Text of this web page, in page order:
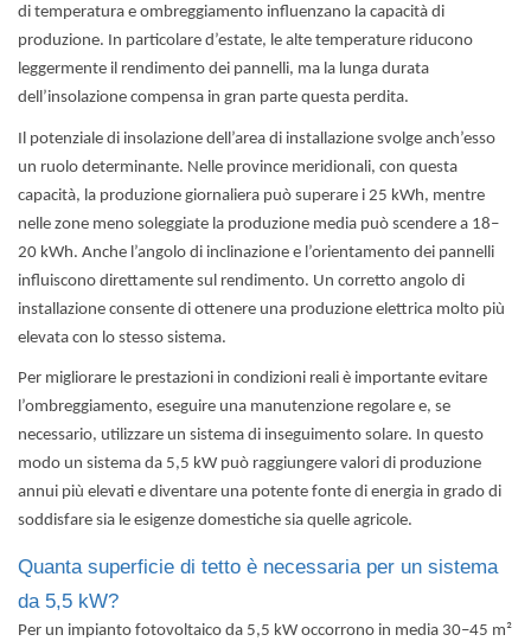
di temperatura e ombreggiamento influenzano la capacità di
produzione. In particolare d’estate, le alte temperature riducono
leggermente il rendimento dei pannelli, ma la lunga durata
dell’insolazione compensa in gran parte questa perdita.
Il potenziale di insolazione dell’area di installazione svolge anch’esso
un ruolo determinante. Nelle province meridionali, con questa
capacità, la produzione giornaliera può superare i 25 kWh, mentre
nelle zone meno soleggiate la produzione media può scendere a 18–
20 kWh. Anche l’angolo di inclinazione e l’orientamento dei pannelli
influiscono direttamente sul rendimento. Un corretto angolo di
installazione consente di ottenere una produzione elettrica molto più
elevata con lo stesso sistema.
Per migliorare le prestazioni in condizioni reali è importante evitare
l’ombreggiamento, eseguire una manutenzione regolare e, se
necessario, utilizzare un sistema di inseguimento solare. In questo
modo un sistema da 5,5 kW può raggiungere valori di produzione
annui più elevati e diventare una potente fonte di energia in grado di
soddisfare sia le esigenze domestiche sia quelle agricole.
Quanta superficie di tetto è necessaria per un sistema
da 5,5 kW?
Per un impianto fotovoltaico da 5,5 kW occorrono in media 30–45 m²